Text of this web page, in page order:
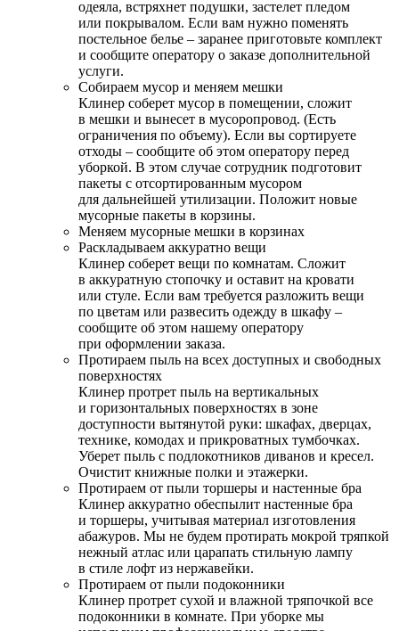
одеяла, встряхнет подушки, застелет пледом
или покрывалом. Если вам нужно поменять
постельное белье – заранее приготовьте комплект
и сообщите оператору о заказе дополнительной
услуги.
Собираем мусор и меняем мешки
Клинер соберет мусор в помещении, сложит
в мешки и вынесет в мусоропровод. (Есть
ограничения по объему). Если вы сортируете
отходы – сообщите об этом оператору перед
уборкой. В этом случае сотрудник подготовит
пакеты с отсортированным мусором
для дальнейшей утилизации. Положит новые
мусорные пакеты в корзины.
Меняем мусорные мешки в корзинах
Раскладываем аккуратно вещи
Клинер соберет вещи по комнатам. Сложит
в аккуратную стопочку и оставит на кровати
или стуле. Если вам требуется разложить вещи
по цветам или развесить одежду в шкафу –
сообщите об этом нашему оператору
при оформлении заказа.
Протираем пыль на всех доступных и свободных
поверхностях
Клинер протрет пыль на вертикальных
и горизонтальных поверхностях в зоне
доступности вытянутой руки: шкафах, дверцах,
технике, комодах и прикроватных тумбочках.
Уберет пыль с подлокотников диванов и кресел.
Очистит книжные полки и этажерки.
Протираем от пыли торшеры и настенные бра
Клинер аккуратно обеспылит настенные бра
и торшеры, учитывая материал изготовления
абажуров. Мы не будем протирать мокрой тряпкой
нежный атлас или царапать стильную лампу
в стиле лофт из нержавейки.
Протираем от пыли подоконники
Клинер протрет сухой и влажной тряпочкой все
подоконники в комнате. При уборке мы